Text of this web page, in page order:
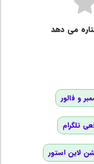
می دهد
و فالور
تلگرام
لاین استور